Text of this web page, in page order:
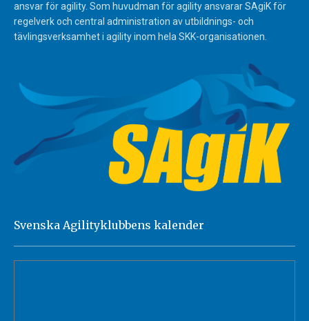
ansvar för agility. Som huvudman för agility ansvarar SAgiK för
regelverk och central administration av utbildnings- och
tävlingsverksamhet i agility inom hela SKK-organisationen.
Svenska Agilityklubbens kalender